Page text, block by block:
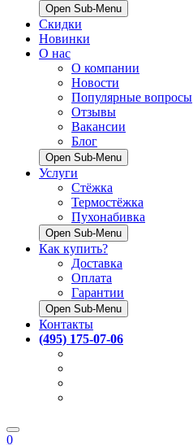
Open Sub-Menu
Скидки
Новинки
О нас
О компании
Новости
Популярные вопросы
Отзывы
Вакансии
Блог
Open Sub-Menu
Услуги
Стёжка
Термостёжка
Пухонабивка
Open Sub-Menu
Как купить?
Доставка
Оплата
Гарантии
Open Sub-Menu
Контакты
(495) 175-07-06
0